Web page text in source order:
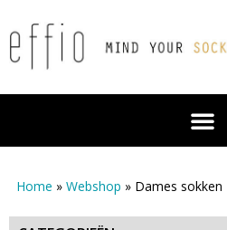
Home » Webshop » Dames sokken